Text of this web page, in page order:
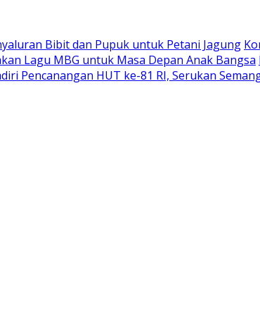
Bibit dan Pupuk untuk Petani Jagung
Lagu MBG untuk Masa Depan Anak Bangsa
Pencanangan HUT ke-81 RI, Serukan